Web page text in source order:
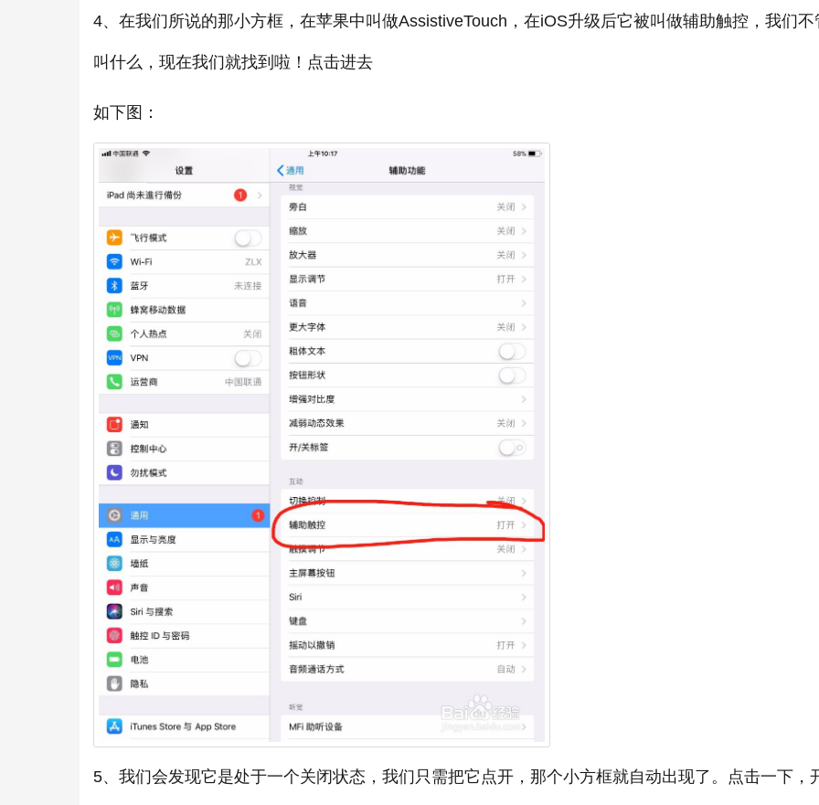
4、在我们所说的那小方框，在苹果中叫做AssistiveTouch，在iOS升级后它被叫做辅助触控，我们不
叫什么，现在我们就找到啦！点击进去
如下图：
5、我们会发现它是处于一个关闭状态，我们只需把它点开，那个小方框就自动出现了。点击一下，